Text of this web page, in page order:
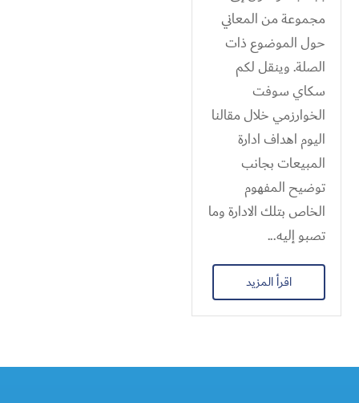
مجموعة من المعاني
حول الموضوع ذات
الصلة. وينقل لكم
سكاي سوفت
الخوارزمي خلال مقالنا
اليوم اهداف ادارة
المبيعات بجانب
توضيح المفهوم
الخاص بتلك الادارة وما
تصبو إليه...
اقرأ المزيد